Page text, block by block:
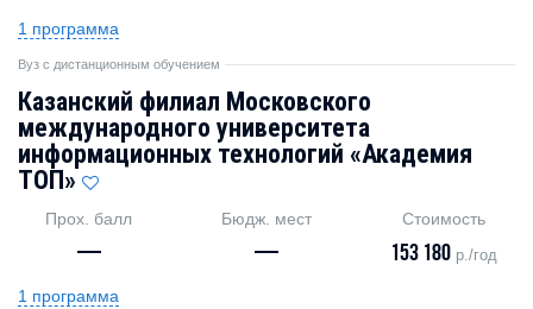
1 программа
Вуз с дистанционным обучением
Казанский филиал Московского
международного университета
информационных технологий «Академия
TOП»
Прох. балл
—
Бюдж. мест
—
Стоимость
153 180 р./год
1 программа